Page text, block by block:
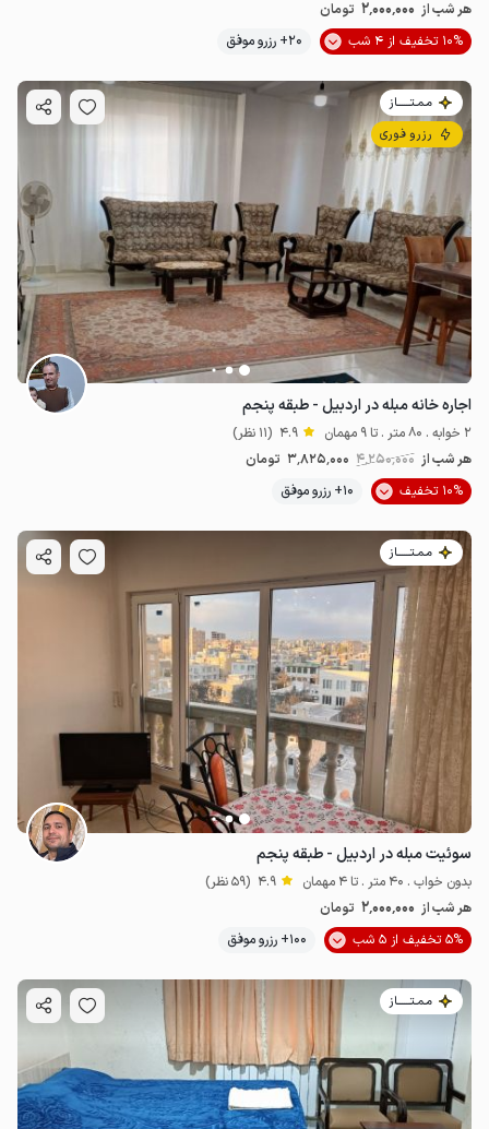
هر شب از 2٬000٬000 تومان
10% تخفیف از 4 شب
20+ رزرو موفق
مـمـتــــــاز
رزرو فوری
اجاره خانه مبله در اردبیل - طبقه پنجم
2 خوابه . 80 متر . تا 9 مهمان 4.9 (11 نظر)
هر شب از 4٬250٬000 3٬825٬000 تومان
10% تخفیف
10+ رزرو موفق
مـمـتــــــاز
سوئیت مبله در اردبیل - طبقه پنجم
بدون خواب . 40 متر . تا 4 مهمان 4.9 (59 نظر)
هر شب از 2٬000٬000 تومان
5% تخفیف از 5 شب
100+ رزرو موفق
مـمـتــــــاز